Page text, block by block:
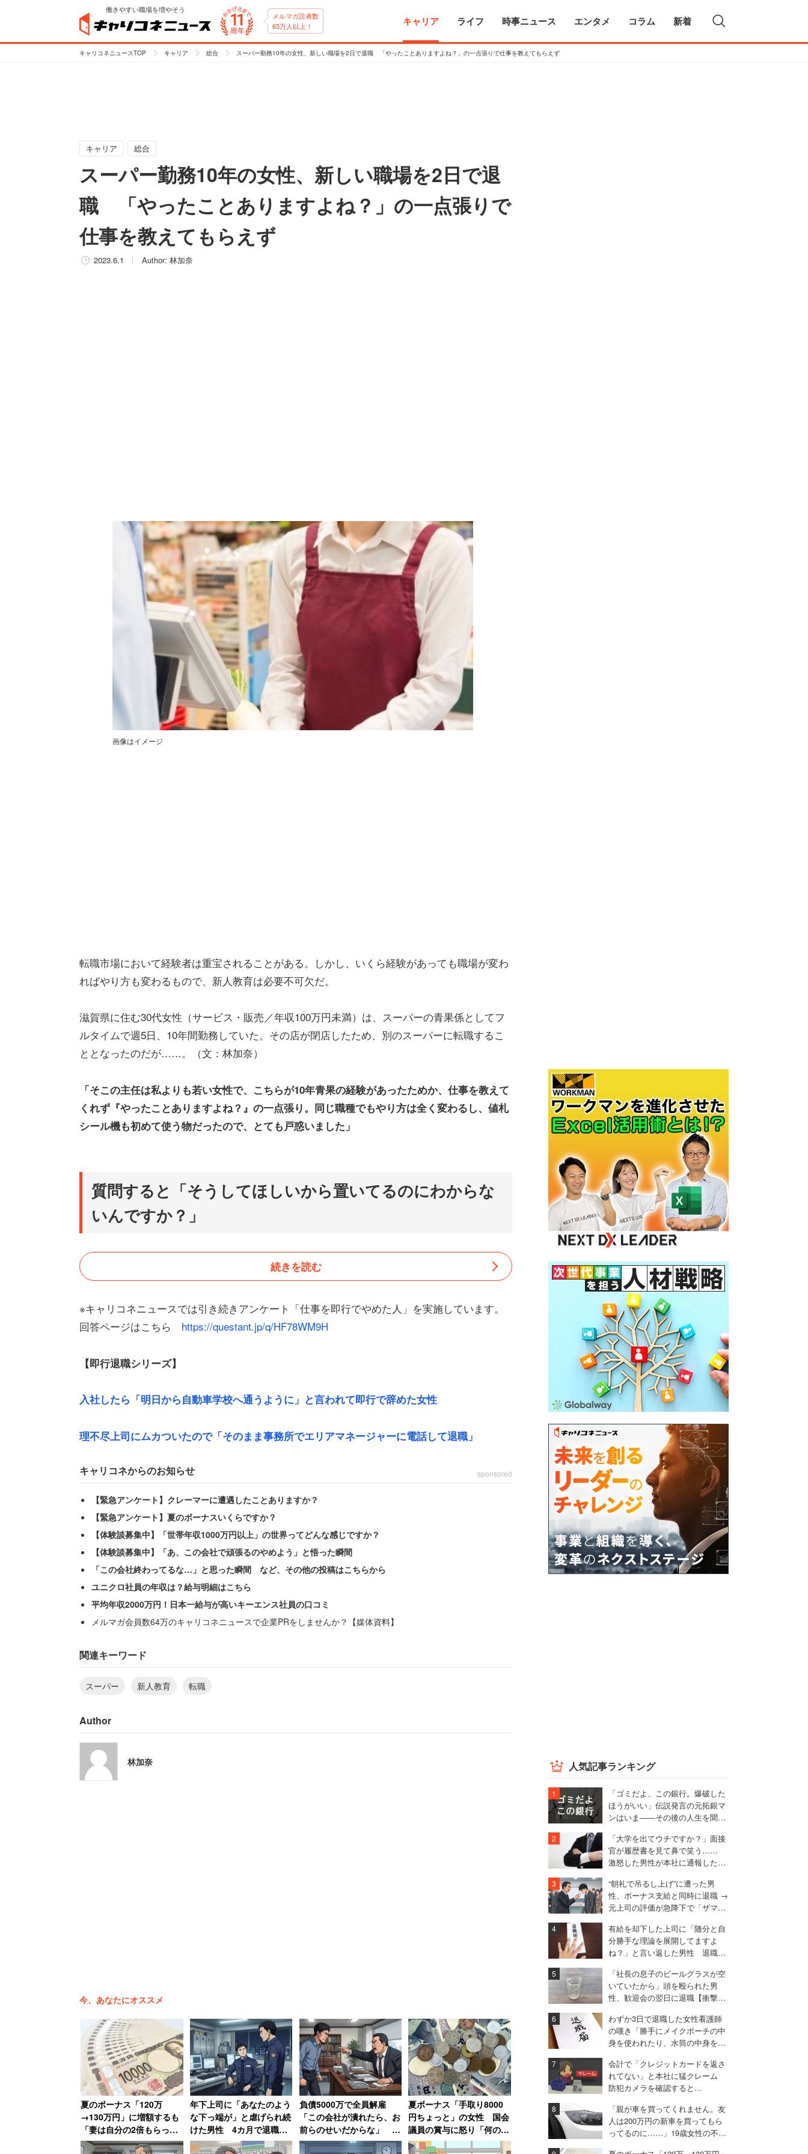
働きやすい職場を増やそう
メルマガ読者数
65万人以上！
キャリア ライフ 時事ニュース エンタメ コラム 新着
キャリコネニュースTOP キャリア 総合 スーパー勤務10年の女性、新しい職場を2日で退職 「やったことありますよね？」の一点張りで仕事を教えてもらえず
キャリア 総合
スーパー勤務10年の女性、新しい職場を2日で退
職 「やったことありますよね？」の一点張りで
仕事を教えてもらえず
2023.6.1 Author: 林加奈
画像はイメージ
転職市場において経験者は重宝されることがある。しかし、いくら経験があっても職場が変わ
ればやり方も変わるもので、新人教育は必要不可欠だ。
滋賀県に住む30代女性（サービス・販売／年収100万円未満）は、スーパーの青果係としてフ
ルタイムで週5日、10年間勤務していた。その店が閉店したため、別のスーパーに転職するこ
ととなったのだが……。（文：林加奈）
「そこの主任は私よりも若い女性で、こちらが10年青果の経験があったためか、仕事を教えて
くれず『やったことありますよね？』の一点張り。同じ職種でもやり方は全く変わるし、値札
シール機も初めて使う物だったので、とても戸惑いました」
質問すると「そうしてほしいから置いてるのにわからな
いんですか？」
転職先の主任は問題のある人だったらしい。初日挨拶でこんな扱いを受けた。
「バイト初日なのにほかのパートの青果メンバーにも紹介してくれず、一人ひとり自主的に挨
拶して回りました。以前の職場は新しい人が入ったら朝礼で挨拶をして紹介していました」
仕事でもその雑な対応は変わらなかった。女性が品出しをしていると、その主任は無言で違う
種類のイチゴを持ってきて後ろに陳列し始めたので「このイチゴは種類が違いますが、同じ値
段でいいんですか？」と聞くと
と難癖をつけられる始末。女性は腹を立てながらも我慢して初日の勤務を終えた。
「そんなペースでやってたら終わらないんで、同時に持
って行ってください」
「辞めて良かったです。もともと週5希望だったのに、慣れていないからという理由で週2しか
入れてもらえなかったことも不満でした。やったことがあるという理由で一向に仕事も教えて
もらえませんでしたし。あのままだといつかお客さんにけがを負わせていたかもしれません」
翌日、退職届を提出するために店舗に行った際にも同様の話をすると、店長は申し訳なさそう
な顔しながら話を聞いていたとのことだ。
続きを読む
※キャリコネニュースでは引き続きアンケート「仕事を即行でやめた人」を実施しています。
回答ページはこちら https://questant.jp/q/HF78WM9H
【即行退職シリーズ】
入社したら「明日から自動車学校へ通うように」と言われて即行で辞めた女性
理不尽上司にムカついたので「そのまま事務所でエリアマネージャーに電話して退職」
キャリコネからのお知らせ sponsored
【緊急アンケート】クレーマーに遭遇したことありますか？
【緊急アンケート】夏のボーナスいくらですか？
【体験談募集中】「世帯年収1000万円以上」の世界ってどんな感じですか？
【体験談募集中】「あ、この会社で頑張るのやめよう」と悟った瞬間
「この会社終わってるな…」と思った瞬間 など、その他の投稿はこちらから
ユニクロ社員の年収は？給与明細はこちら
平均年収2000万円！日本一給与が高いキーエンス社員の口コミ
メルマガ会員数64万のキャリコネニュースで企業PRをしませんか？【媒体資料】
関連キーワード
スーパー 新人教育 転職
Author
林加奈
今、あなたにオススメ
夏のボーナス「120万
→130万円」に増額するも
「妻は自分の2倍もらって
いる」と語る年収850万円
年下上司に「あなたのよう
な下っ端が」と虐げられ続
けた男性 4カ月で退職→
告発して復讐を果たすまで
負債5000万で全員解雇
「この会社が潰れたら、お
前らのせいだからな」 社
長の責任転嫁に絶句【前
夏ボーナス「手取り8000
円ちょっと」の女性 国会
議員の賞与に怒り「何の成
果もあげていないのに、な
人気記事ランキング
「ゴミだよ、この銀行。爆破した
ほうがいい」伝説発言の元拓銀マ
ンはいま――その後の人生を聞い
「大学を出てウチですか？」面接
官が履歴書を見て鼻で笑う……
激怒した男性が本社に通報した結
“朝礼で吊るし上げ”に遭った男
性、ボーナス支給と同時に退職 →
元上司の評価が急降下で「ザマア
有給を却下した上司に「随分と自
分勝手な理論を展開してますよ
ね？」と言い返した男性 退職届
「社長の息子のビールグラスが空
いていたから」頭を殴られた男
性、歓迎会の翌日に退職【衝撃エ
わずか3日で退職した女性看護師
の嘆き「勝手にメイクポーチの中
身を使われたり、水筒の中身を捨
会計で「クレジットカードを返さ
れてない」と本社に猛クレーム
防犯カメラを確認すると…
「親が車を買ってくれません。友
人は200万円の新車を買ってもら
ってるのに……」19歳女性の不満